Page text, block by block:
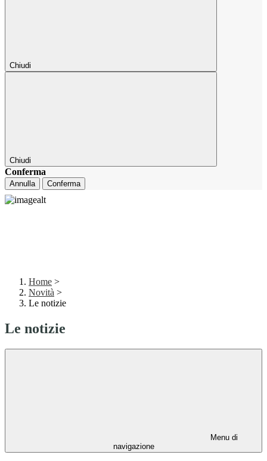
Chiudi
Chiudi
Conferma
Annulla Conferma
Home >
Novità >
Le notizie
Le notizie
Menu di
navigazione